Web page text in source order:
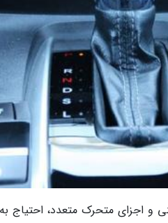
اجزای متحرک متعدد، احتیاج